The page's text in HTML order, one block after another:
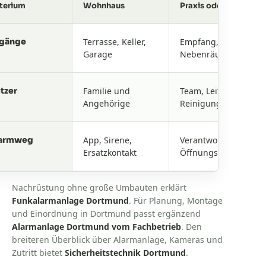
Wohnhaus Praxis oder Büro
Terrasse, Keller,
Garage
Empfang, Personal-
Nebenräume
Familie und
Angehörige
Team, Leitung und
Reinigung
App, Sirene,
Ersatzkontakt
Verantwortliche nach
Öffnungszeit
Nachrüstung ohne große Umbauten erklärt
Funkalarmanlage Dortmund. Für Planung, Montage
und Einordnung in Dortmund passt ergänzend
Alarmanlage Dortmund vom Fachbetrieb. Den
breiteren Überblick über Alarmanlage, Kameras und
Zutritt bietet Sicherheitstechnik Dortmund.